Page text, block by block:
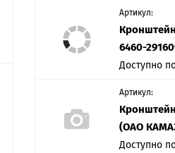
Артикул:
6460-
Доступно
Артикул:
(ОАО
Доступно